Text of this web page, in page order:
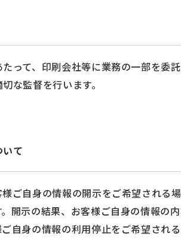
って、印刷会社等に業務の一部を委
な監督を行います。
て
ご自身の情報の開示をご希望され
開示の結果、お客様ご自身の情報の
自身の情報の利用停止をご希望され